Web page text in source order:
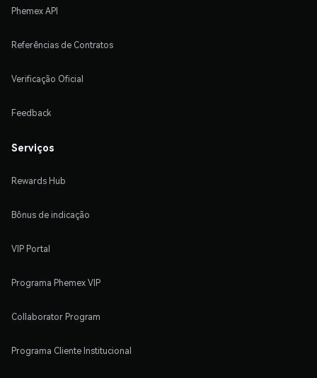
Phemex API
Referências de Contratos
Verificação Oficial
Feedback
Serviços
Rewards Hub
Bônus de indicação
VIP Portal
Programa Phemex VIP
Collaborator Program
Programa Cliente Institucional